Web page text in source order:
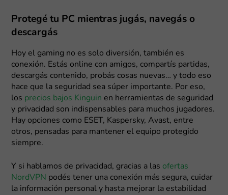
Protegé tu PC mientras jugás, navegás o
descargás
Hoy el gaming no es solo diversión, también es
conexión. Estás online con amigos, compartís partidas,
descargás contenido, probás cosas nuevas… y todo eso
hace que la seguridad sea súper importante. Por eso,
los precios bajos Kinguin en herramientas de seguridad
y privacidad son indispensables para muchos jugadores.
Hay opciones como ESET, Kaspersky, Avast, entre
otros, pensadas para mantener el equipo protegido
siempre.
Y si hablamos de privacidad, gracias a las ofertas
NordVPN podés tener una conexión más segura, cuidar
la información personal y hasta mejorar la estabilidad